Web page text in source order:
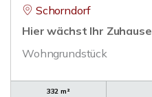
Schorndorf
Hier wächst Ihr Zuhause
Wohngrundstück
332 m²